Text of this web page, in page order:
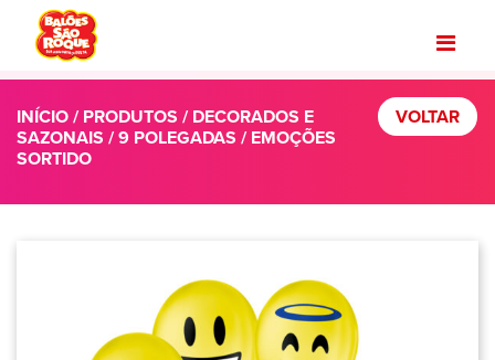
INÍCIO/PRODUTOS / DECORADOS E
SAZONAIS /9 POLEGADAS / EMOÇÕES
SORTIDO
VOLTAR